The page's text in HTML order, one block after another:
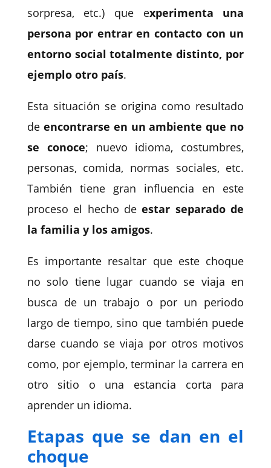
sorpresa, etc.) que experimenta una
persona por entrar en contacto con un
entorno social totalmente distinto, por
ejemplo otro país.
Esta situación se origina como resultado
de encontrarse en un ambiente que no
se conoce; nuevo idioma, costumbres,
personas, comida, normas sociales, etc.
También tiene gran influencia en este
proceso el hecho deestar separado de
la familia y los amigos.
Es importante resaltar que este choque
no solo tiene lugar cuando se viaja en
busca de un trabajo o por un periodo
largo de tiempo, sino que también puede
darse cuando se viaja por otros motivos
como, por ejemplo, terminar la carrera en
otro sitio o una estancia corta para
aprender un idioma.
Etapas que se dan en el
choque